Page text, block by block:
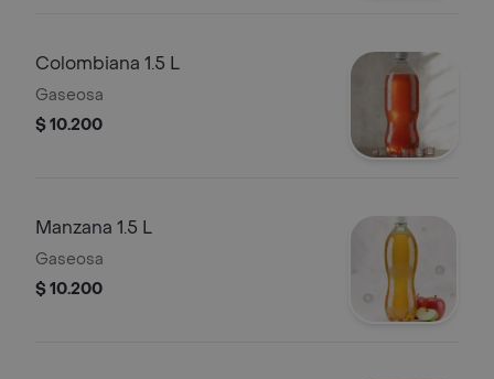
Colombiana 1.5 L
Gaseosa
$ 10.200
Manzana 1.5 L
Gaseosa
$ 10.200